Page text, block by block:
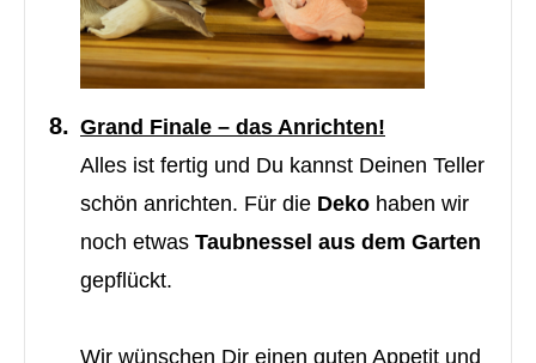
Grand Finale – das Anrichten!
Alles ist fertig und Du kannst Deinen Teller
schön anrichten. Für die Deko haben wir
noch etwas Taubnessel aus dem Garten
gepflückt.
Wir wünschen Dir einen guten Appetit und